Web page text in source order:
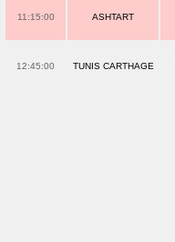
11:15:00 ASHTART
12:45:00 TUNIS CARTHAGE